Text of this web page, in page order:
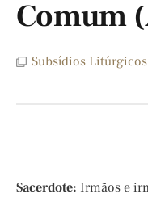
Comum
Subsídios Litúrgicos
Sacerdote: Irmãos e